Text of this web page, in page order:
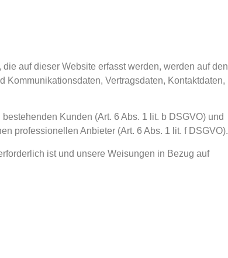
auf dieser Website erfasst werden, werden auf den
Kommunikationsdaten, Vertragsdaten, Kontaktdaten,
Kunden (Art. 6 Abs. 1 lit. b DSGVO) und
professionellen Anbieter (Art. 6 Abs. 1 lit. f DSGVO).
ist und unsere Weisungen in Bezug auf